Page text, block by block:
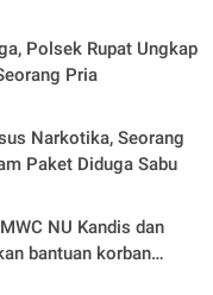
Polsek Rupat Ungkap
Pria
Narkotika, Seorang
Paket Diduga Sabu
NU Kandis dan
bantuan korban